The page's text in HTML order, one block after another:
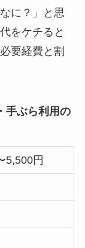
に？」と思
をケチると
要経費と割
手ぶら利用の
5,500円